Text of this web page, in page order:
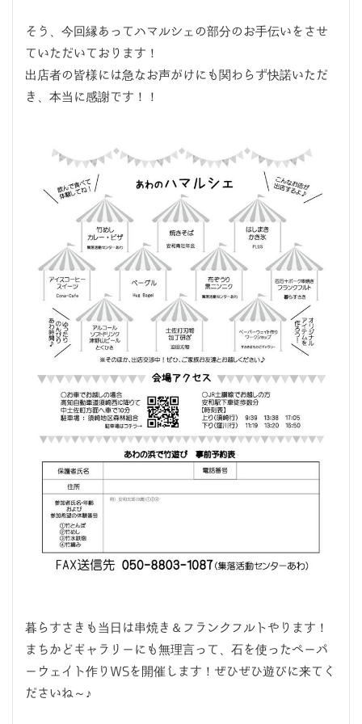
そう、今回縁あってハマルシェの部分のお手伝いをさせ
ていただいております！
出店者の皆様には急なお声がけにも関わらず快諾いただ
き、本当に感謝です！！
暮らすさきも当日は串焼き＆フランクフルトやります！
まちかどギャラリーにも無理言って、石を使ったペーパ
ーウェイト作りWSを開催します！ぜひぜひ遊びに来てく
ださいね～♪